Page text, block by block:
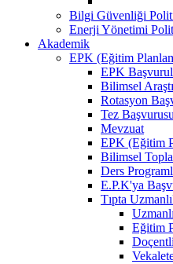
Bilgi Güvenliği
Enerji Yönetimi
Akademik
EPK (Eğitim
EPK
Bilimsel
Rotasyon
Tez Başvurusu
Mevzuat
EPK (Eğitim
Bilimsel
Ders
E.P.K'ya
Tıpta
Eğitim